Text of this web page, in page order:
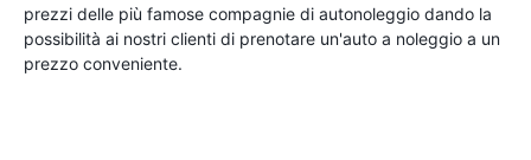
prezzi delle più famose compagnie di autonoleggio dando la
possibilità ai nostri clienti di prenotare un'auto a noleggio a un
prezzo conveniente.